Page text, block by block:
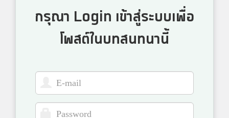
กรุณา Login เข้าสู่ระบบเพื่อ
โพสต์ในบทสนทนานี้